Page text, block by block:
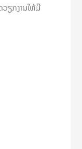
ຽກງານໃຫ້ມີ